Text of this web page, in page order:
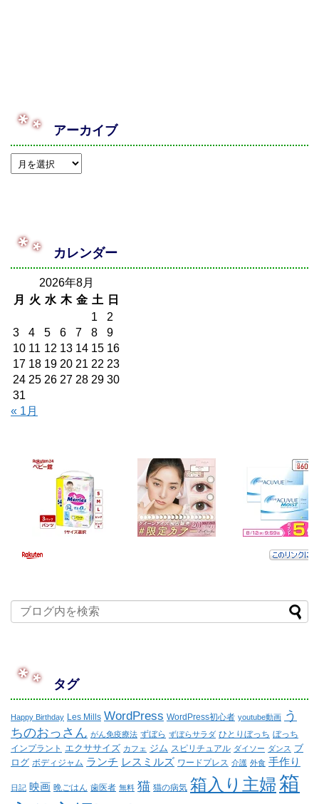
アーカイブ
カレンダー
2026年8月
月
火 水 木 金 土
日
1
2
3
4 5 6 7 8
9
10 11 12 13 14 15 16
17 18 19 20 21 22 23
24 25 26 27 28 29 30
31
« 1月
タグ
Happy Birthday Les Mills WordPress WordPress初心者 youtube動画 う
ちのおっさん がん免疫療法 ずぼら ずぼらサラダ ひとりぼっち ぼっち
インプラント エクササイズ カフェ ジム スピリチュアル ダイソー ダンス ブ
ログ ボディジャム ランチ レスミルズ ワードプレス 介護 外食 手作り
日記 映画 晩ごはん 歯医者 無料 猫 猫の病気 箱入り主婦箱